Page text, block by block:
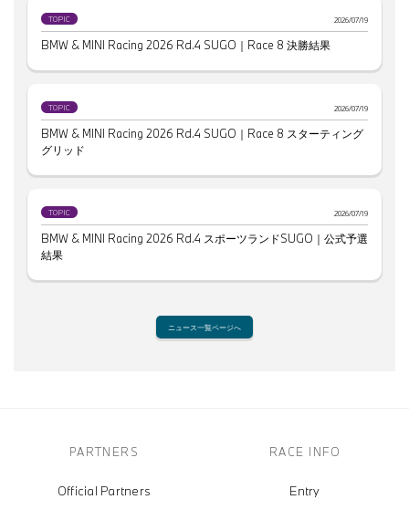
TOPIC 2026/07/19
BMW & MINI Racing 2026 Rd.4 SUGO｜Race 8 決勝結果
TOPIC 2026/07/19
BMW & MINI Racing 2026 Rd.4 SUGO｜Race 8 スターティング
グリッド
TOPIC 2026/07/19
BMW & MINI Racing 2026 Rd.4 スポーツランドSUGO｜公式予選
結果
ニュース一覧ページへ
PARTNERS
Official Partners
RACE INFO
Entry